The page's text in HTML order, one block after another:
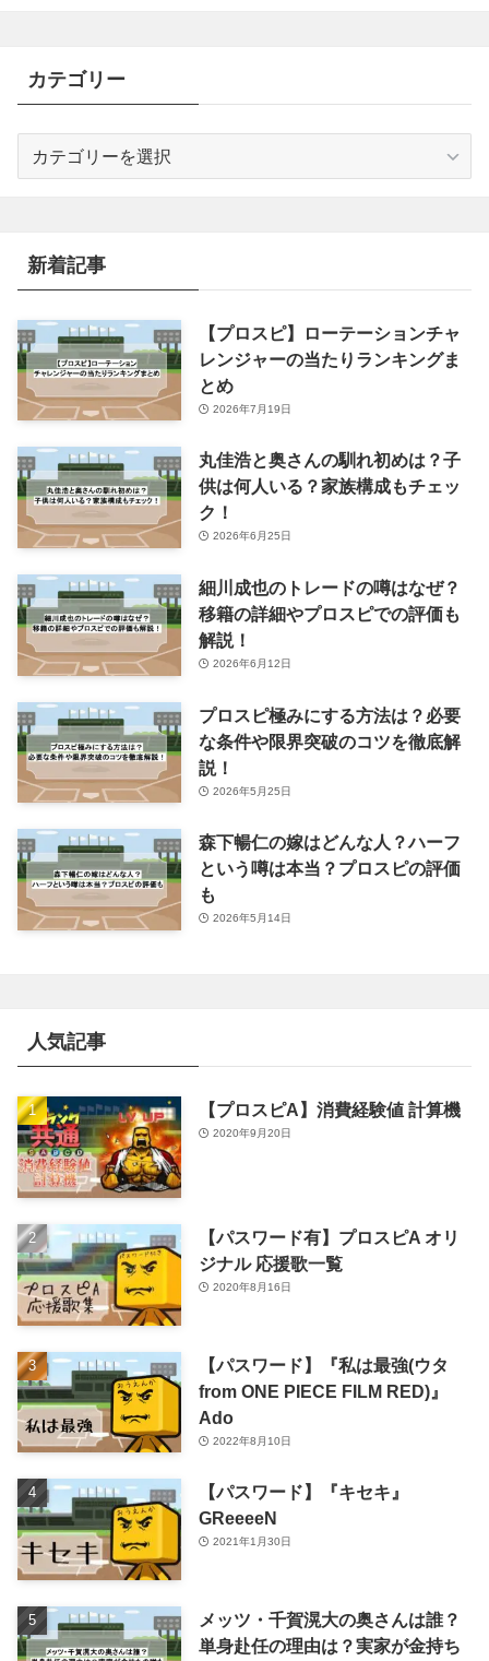
カテゴリー
ー新着記事
【プロスピ】ローテーションチャ
レンジャーの当たりランキングま
とめ
2026年7月19日
丸佳浩と奥さんの馴れ初めは？子
供は何人いる？家族構成もチェッ
ク！
2026年6月25日
細川成也のトレードの噂はなぜ？
移籍の詳細やプロスピでの評価も
解説！
2026年6月12日
プロスピ極みにする方法は？必要
な条件や限界突破のコツを徹底解
説！
2026年5月25日
森下暢仁の嫁はどんな人？ハーフ
という噂は本当？プロスピの評価
も
2026年5月14日
人気記事
【プロスピA】消費経験値 計算機
2020年9月20日
【パスワード有】プロスピA オリ
ジナル 応援歌一覧
2020年8月16日
【パスワード】『私は最強(ウタ
from ONE PIECE FILM RED)』
Ado
2022年8月10日
【パスワード】『キセキ』
GReeeeN
2021年1月30日
メッツ・千賀滉大の奥さんは誰？
単身赴任の理由は？実家が金持ち